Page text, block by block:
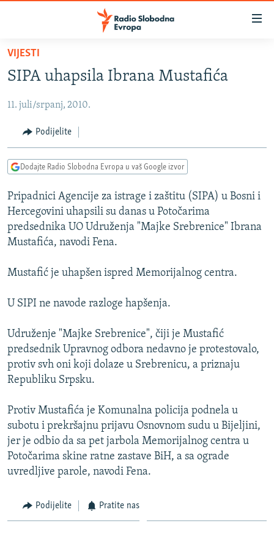
Pređite
glavni
Pređite
Pređite
pretragu
BOSNA I HERCEGOVINA
SRBIJA
KOSOVO
VIZUELNO
VIDEO
FOTOGALERIJE
INFOGRAFIKE
PODCASTI
RAT U UKRAJINI
KINA NA BALKANU
DNEVNO@RSE
SPECIJALI RSE
VIŠE OD NASLOVA
GENOCID U SREBRENICI
POST SCRIPTUM
MOJA EVROPA
SVE KARTE DEJTONA
PRATITE NAS
Sve RFE/RL stranice
VIJESTI
SIPA uhapsila Ibrana Mustafića
11. juli/srpanj, 2010.
Podijelite
Dodajte Radio Slobodna Evropa u vaš Google izvor
Pripadnici Agencije za istrage i zaštitu (SIPA) u Bosni i
Hercegovini uhapsili su danas u Potočarima
predsednika UO Udruženja "Majke Srebrenice" Ibrana
Mustafića, navodi Fena.
Mustafić je uhapšen ispred Memorijalnog centra.
U SIPI ne navode razloge hapšenja.
Udruženje "Majke Srebrenice", čiji je Mustafić
predsednik Upravnog odbora nedavno je protestovalo,
protiv svh oni koji dolaze u Srebrenicu, a priznaju
Republiku Srpsku.
Protiv Mustafića je Komunalna policija podnela u
subotu i prekršajnu prijavu Osnovnom sudu u Bijeljini,
jer je odbio da sa pet jarbola Memorijalnog centra u
Potočarima skine ratne zastave BiH, a sa ograde
uvredljive parole, navodi Fena.
Podijelite Pratite nas